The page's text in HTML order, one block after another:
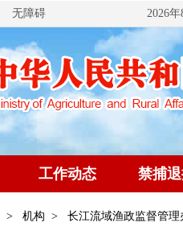
无障碍 2026
工作动态 禁捕
> 机构 > 长江流域渔政监督管理